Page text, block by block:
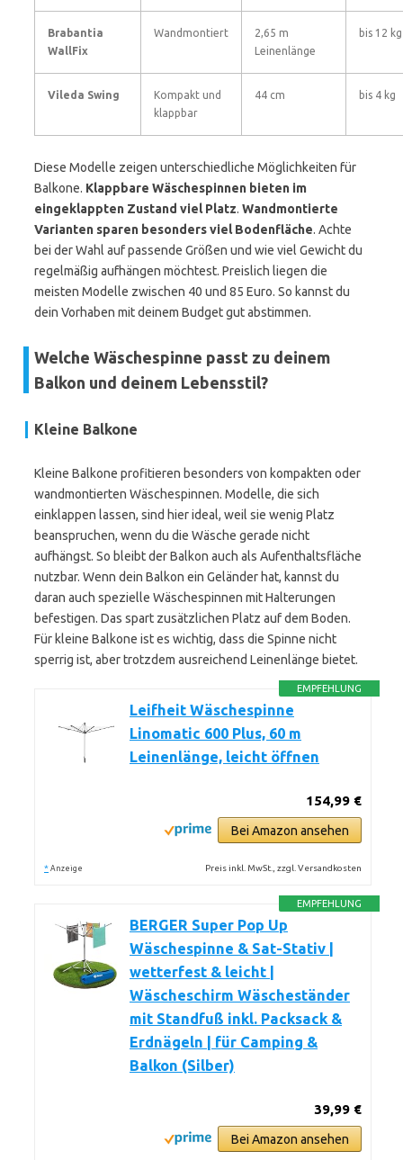
Brabantia
WallFix
Wandmontiert
2,65 m
Leinenlänge
bis 12 kg
Vileda Swing
Kompakt und
klappbar
44 cm bis 4 kg
Diese Modelle zeigen unterschiedliche Möglichkeiten für
Balkone. Klappbare Wäschespinnen bieten im
eingeklappten Zustand viel Platz. Wandmontierte
Varianten sparen besonders viel Bodenfläche. Achte
bei der Wahl auf passende Größen und wie viel Gewicht du
regelmäßig aufhängen möchtest. Preislich liegen die
meisten Modelle zwischen 40 und 85 Euro. So kannst du
dein Vorhaben mit deinem Budget gut abstimmen.
Welche Wäschespinne passt zu deinem
Balkon und deinem Lebensstil?
Kleine Balkone
Kleine Balkone profitieren besonders von kompakten oder
wandmontierten Wäschespinnen. Modelle, die sich
einklappen lassen, sind hier ideal, weil sie wenig Platz
beanspruchen, wenn du die Wäsche gerade nicht
aufhängst. So bleibt der Balkon auch als Aufenthaltsfläche
nutzbar. Wenn dein Balkon ein Geländer hat, kannst du
daran auch spezielle Wäschespinnen mit Halterungen
befestigen. Das spart zusätzlichen Platz auf dem Boden.
Für kleine Balkone ist es wichtig, dass die Spinne nicht
sperrig ist, aber trotzdem ausreichend Leinenlänge bietet.
EMPFEHLUNG
Leifheit Wäschespinne
Linomatic 600 Plus, 60 m
Leinenlänge, leicht öffnen
154,99 €
Bei Amazon ansehen
* Anzeige Preis inkl. MwSt., zzgl. Versandkosten
EMPFEHLUNG
BERGER Super Pop Up
Wäschespinne & Sat-Stativ |
wetterfest & leicht |
Wäscheschirm Wäscheständer
mit Standfuß inkl. Packsack &
Erdnägeln | für Camping &
Balkon (Silber)
39,99 €
Bei Amazon ansehen